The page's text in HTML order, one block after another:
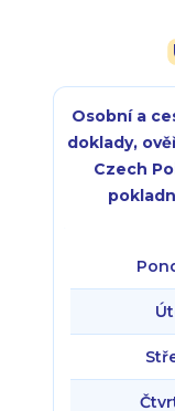
Osobní a
doklady,
Czech